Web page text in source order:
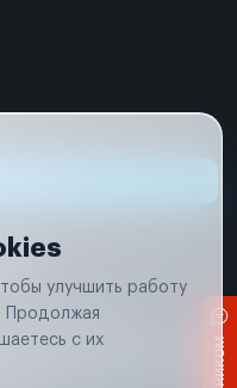
аккаунта
носит исключительно
(п. 2) Гражданского кодекса
улучшить работу
Продолжая
с их